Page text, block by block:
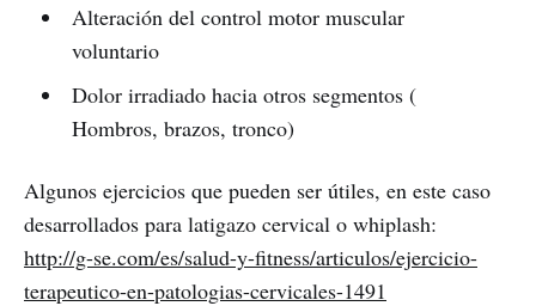
Alteración del control motor muscular
voluntario
Dolor irradiado hacia otros segmentos (
Hombros, brazos, tronco)
Algunos ejercicios que pueden ser útiles, en este caso
desarrollados para latigazo cervical o whiplash:
http://g-se.com/es/salud-y-fitness/articulos/ejercicio-
terapeutico-en-patologias-cervicales-1491